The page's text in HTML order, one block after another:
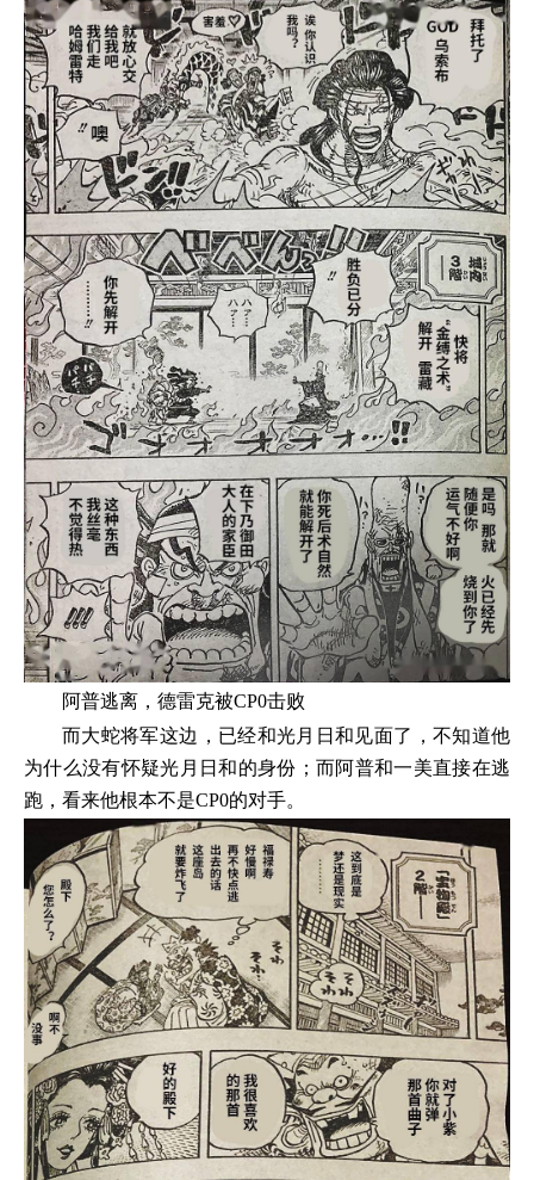
阿普逃离，德雷克被CP0击败
而大蛇将军这边，已经和光月日和见面了，不知道他
为什么没有怀疑光月日和的身份；而阿普和一美直接在逃
跑，看来他根本不是CP0的对手。